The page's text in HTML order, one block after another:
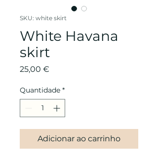
SKU: white skirt
White Havana
skirt
25,00 €
Quantidade *
Adicionar ao carrinho